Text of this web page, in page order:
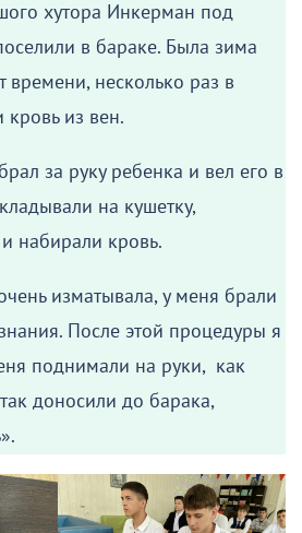
хутора Инкерман под
в бараке. Была зима
времени, несколько раз в
кровь из вен.
за руку ребенка и вел его в
на кушетку,
набирали кровь.
изматывала, у меня брали
После этой процедуры я
поднимали на руки, как
доносили до барака,